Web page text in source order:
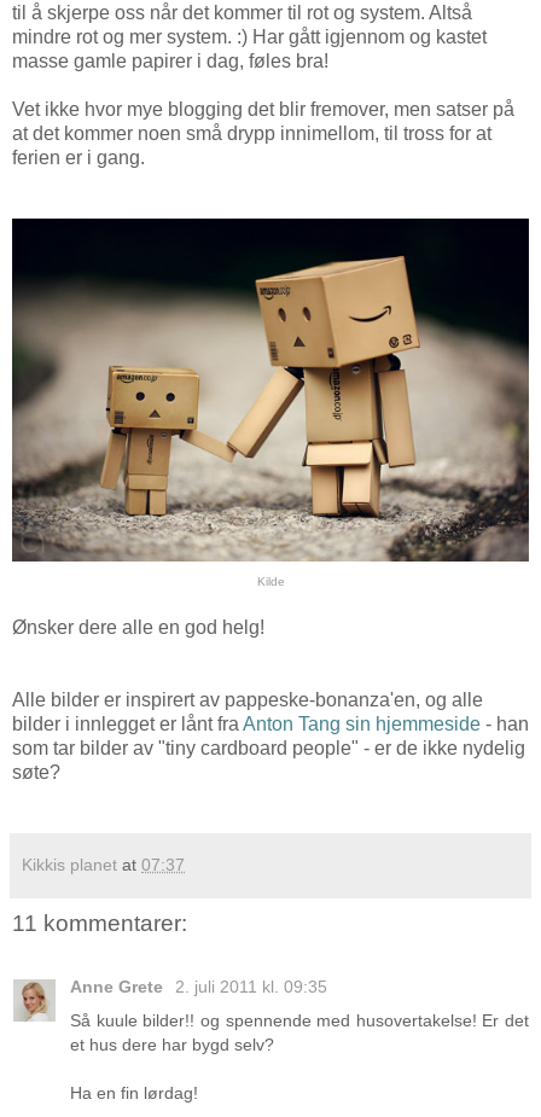
til å skjerpe oss når det kommer til rot og system. Altså
mindre rot og mer system. :) Har gått igjennom og kastet
masse gamle papirer i dag, føles bra!
Vet ikke hvor mye blogging det blir fremover, men satser på
at det kommer noen små drypp innimellom, til tross for at
ferien er i gang.
Kilde
Ønsker dere alle en god helg!
Alle bilder er inspirert av pappeske-bonanza'en, og alle
bilder i innlegget er lånt fra Anton Tang sin hjemmeside - han
som tar bilder av "tiny cardboard people" - er de ikke nydelig
søte?
Kikkis planet at 07:37
11 kommentarer:
Anne Grete
2. juli 2011 kl. 09:35
Så kuule bilder!! og spennende med husovertakelse! Er det
et hus dere har bygd selv?
Ha en fin lørdag!